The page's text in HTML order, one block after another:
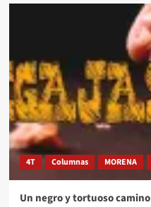
4T Columnas MORENA
Un negro y tortuoso camino